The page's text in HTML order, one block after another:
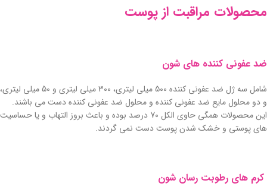
محصولات مراقبت از پوست
ضد عفونی کننده های شون
شامل سه ژل ضد عفونی کننده 500 میلی لیتری، 300 میلی لیتری و 50 میلی لیتری،
و دو محلول مایع ضد عفونی کننده و محلول ضد عفونی کننده دست می باشند.
این محصولات همگی حاوی الکل 70 درصد بوده و باعث بروز التهاب و یا حساسیت
های پوستی و خشک شدن پوست دست نمی گردند.
کرم های رطوبت رسان شون